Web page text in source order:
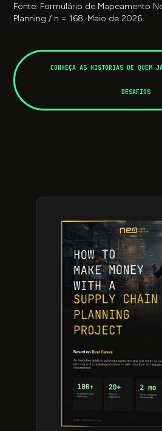
Fonte: Formulário de Mapeamento
Planning / n = 168, Maio de 2026.
CONHEÇA AS HISTÓRIAS DE QUEM
DESAFIOS